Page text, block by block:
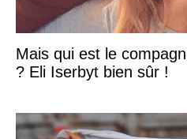
Mais qui est le
? Eli Iserbyt bien sûr !